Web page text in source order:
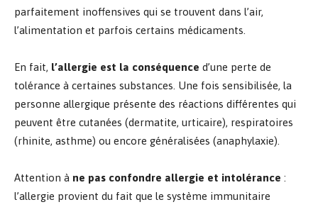
parfaitement inoffensives qui se trouvent dans l’air,
l’alimentation et parfois certains médicaments.
En fait, l’allergie est la conséquence d’une perte de
tolérance à certaines substances. Une fois sensibilisée, la
personne allergique présente des réactions différentes qui
peuvent être cutanées (dermatite, urticaire), respiratoires
(rhinite, asthme) ou encore généralisées (anaphylaxie).
Attention à ne pas confondre allergie et intolérance :
l’allergie provient du fait que le système immunitaire